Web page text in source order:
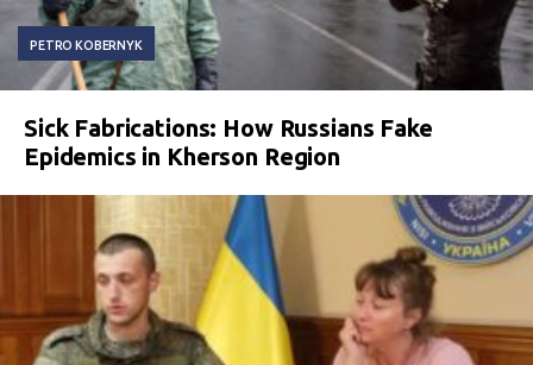
PETRO KOBERNYK
Sick Fabrications: How Russians Fake
Epidemics in Kherson Region